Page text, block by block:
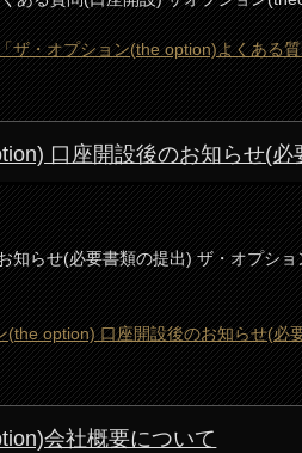
ザ・オプション(the option)よくある
口座開設後のお知らせ(必
知らせ(必要書類の提出) ザ・オプシ
(the option) 口座開設後のお知らせ(必
会社概要について